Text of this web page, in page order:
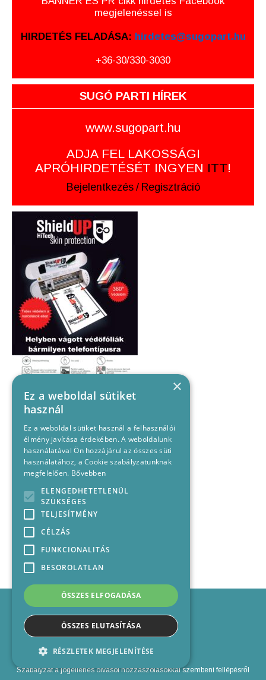
megjelenéssel is
HIRDETÉS FELADÁSA: hirdetes@sugopart.hu
+36-30/330-3030
SUGÓ PARTI HÍREK
www.sugopart.hu
ADJA FEL LAKOSSÁGI
APRÓHIRDETÉSÉT INGYEN ITT!
Bejelentkezés / Regisztráció
Impresszum
Felhasználási feltételek
Kapcsolat
Szabályzat a jogellenes olvasói hozzászólásokkal szembeni fellépésről
×
Ez a weboldal sütiket
használ
Ez a weboldal sütiket használ a felhasználói
élmény javítása érdekében. A weboldalunk
használatával Ön hozzájárul az összes süti
használatához, a Cookie szabályzatunknak
megfelelően. Bővebben
ELENGEDHETETLENÜL
SZÜKSÉGES
TELJESÍTMÉNY
CÉLZÁS
FUNKCIONALITÁS
BESOROLATLAN
ÖSSZES ELFOGADÁSA
ÖSSZES ELUTASÍTÁSA
RÉSZLETEK MEGJELENÍTÉSE